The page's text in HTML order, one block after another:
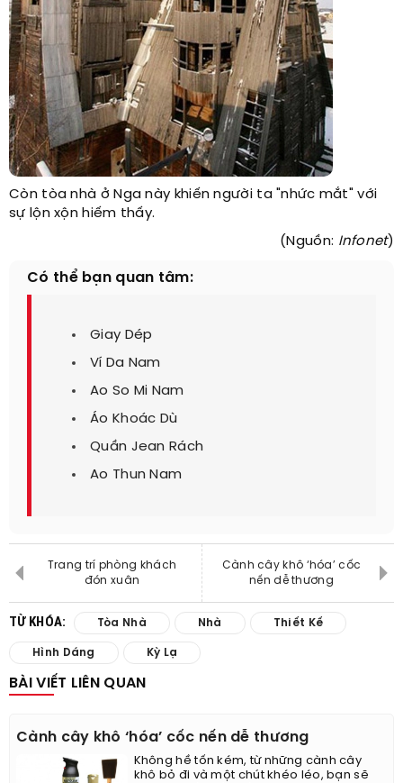
Còn tòa nhà ở Nga này khiến người ta "nhức mắt" với
sự lộn xộn hiếm thấy.
(Nguồn: Infonet)
Có thể bạn quan tâm:
Giay Dép
Ví Da Nam
Ao So Mi Nam
Áo Khoác Dù
Quần Jean Rách
Ao Thun Nam
Trang trí phòng khách
đón xuân
Cành cây khô ‘hóa’ cốc
nến dễ thương
TỪ KHÓA: Tòa Nhà Nhà Thiết Kế
Hình Dáng Kỳ Lạ
BÀI VIẾT LIÊN QUAN
Cành cây khô ‘hóa’ cốc nến dễ thương
Không hề tốn kém, từ những cành cây
khô bỏ đi và một chút khéo léo, bạn sẽ